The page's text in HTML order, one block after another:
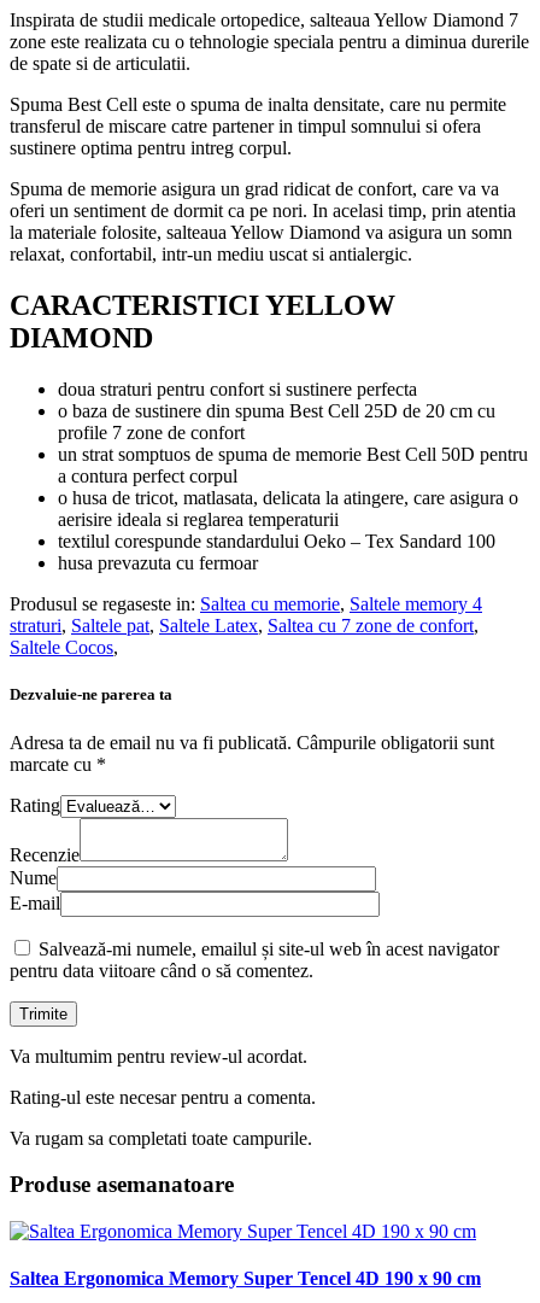
Inspirata de studii medicale ortopedice, salteaua Yellow Diamond 7
zone este realizata cu o tehnologie speciala pentru a diminua durerile
de spate si de articulatii.
Spuma Best Cell este o spuma de inalta densitate, care nu permite
transferul de miscare catre partener in timpul somnului si ofera
sustinere optima pentru intreg corpul.
Spuma de memorie asigura un grad ridicat de confort, care va va
oferi un sentiment de dormit ca pe nori. In acelasi timp, prin atentia
la materiale folosite, salteaua Yellow Diamond va asigura un somn
relaxat, confortabil, intr-un mediu uscat si antialergic.
CARACTERISTICI YELLOW
DIAMOND
doua straturi pentru confort si sustinere perfecta
o baza de sustinere din spuma Best Cell 25D de 20 cm cu
profile 7 zone de confort
un strat somptuos de spuma de memorie Best Cell 50D pentru
a contura perfect corpul
o husa de tricot, matlasata, delicata la atingere, care asigura o
aerisire ideala si reglarea temperaturii
textilul corespunde standardului Oeko – Tex Sandard 100
husa prevazuta cu fermoar
Produsul se regaseste in: Saltea cu memorie, Saltele memory 4
straturi, Saltele pat, Saltele Latex, Saltea cu 7 zone de confort,
Saltele Cocos,
Dezvaluie-ne parerea ta
Adresa ta de email nu va fi publicată. Câmpurile obligatorii sunt
marcate cu *
Rating
Recenzie
Nume
E-mail
Salvează-mi numele, emailul și site-ul web în acest navigator
pentru data viitoare când o să comentez.
Va multumim pentru review-ul acordat.
Rating-ul este necesar pentru a comenta.
Va rugam sa completati toate campurile.
Produse asemanatoare
Saltea Ergonomica Memory Super Tencel 4D 190 x 90 cm